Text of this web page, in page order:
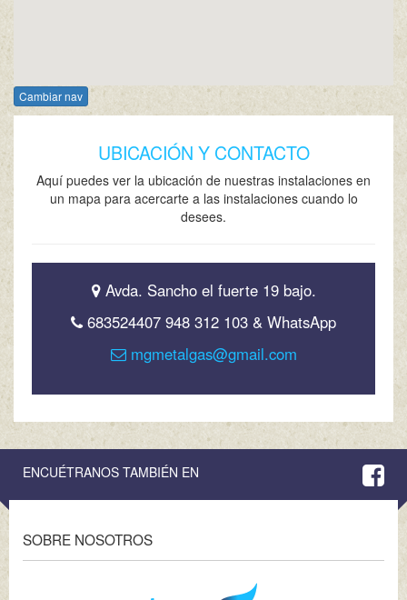
Cambiar nav
UBICACIÓN Y CONTACTO
Aquí puedes ver la ubicación de nuestras instalaciones en
un mapa para acercarte a las instalaciones cuando lo
desees.
Avda. Sancho el fuerte 19 bajo.
683524407 948 312 103 & WhatsApp
mgmetalgas@gmail.com
ENCUÉTRANOS TAMBIÉN EN
SOBRE NOSOTROS